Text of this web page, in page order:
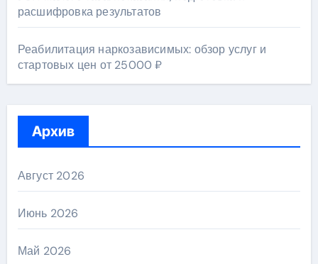
расшифровка результатов
Реабилитация наркозависимых: обзор услуг и
стартовых цен от 25000 ₽
Архив
Август 2026
Июнь 2026
Май 2026